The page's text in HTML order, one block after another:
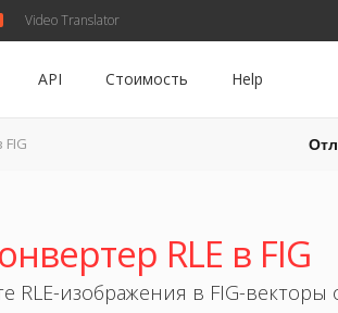
Video Translator
API Стоимость Help
FIG
RLE в FIG
RLE-изображения в FIG-векторы